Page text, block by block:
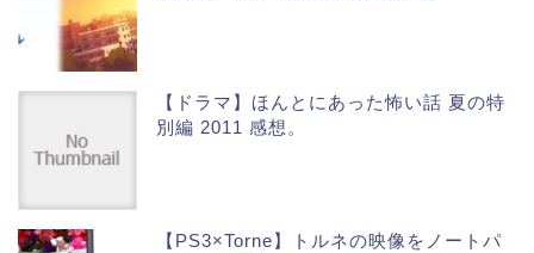
【ドラマ】ほんとにあった怖い話 夏の特
別編 2011 感想。
【PS3×Torne】トルネの映像をノートパ